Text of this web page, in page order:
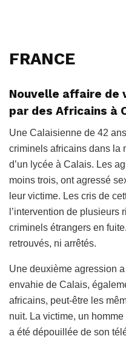
FRANCE
Nouvelle affaire de
par des Africains à
Une Calaisienne de 42
criminels africains dans la
d’un lycée à Calais. Les
moins trois, ont agressé
leur victime. Les cris de
l’intervention de plusieurs
criminels étrangers en
retrouvés, ni arrêtés.
Une deuxième agression
envahie de Calais,
africains, peut-être les
nuit. La victime, un homme
a été dépouillée de son